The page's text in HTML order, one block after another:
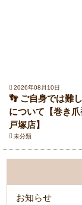
2026年08月10日
👣 ご自身では難
について【巻き
戸塚店】
未分類
お知らせ